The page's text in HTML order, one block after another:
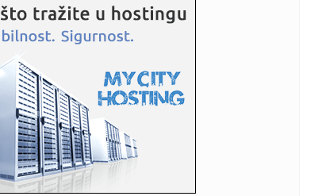
22:01: Vikend horoskop za 8. i 9. avgust 2026: Vrhunac Lavlje
kapije don...
22:00:
Srbiju na ...
21:56:Nakon teške nesreće prvo izgovorio: "Srbija pobeđuje!"
Društv...
21:56:Marija Kulić razvezala jezik nakon susreta Miljane i Zole:
Evo k...
21:54:Veliki preokret: Ipak postižu dogovor?